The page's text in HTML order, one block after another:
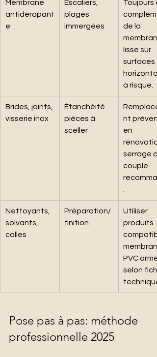
Membrane
antidérapant
e
Escaliers,
plages
immergées
Toujours
de la
lisse sur
surfaces
à risque.
Brides, joints,
visserie inox
Étanchéité
pièces à
sceller
nt
en
serrage
couple
.
Nettoyants,
solvants,
colles
Préparation/
finition
Utiliser
produits
PVC
selon
Pose pas à pas: méthode
professionnelle 2025